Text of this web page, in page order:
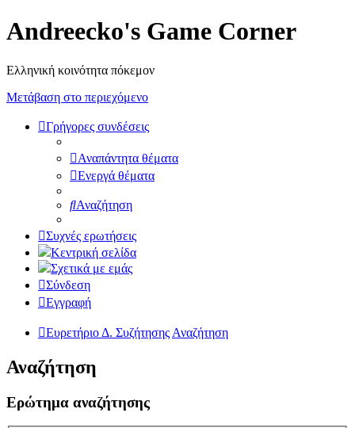
Andreecko's Game Corner
Ελληνική κοινότητα πόκεμον
Μετάβαση στο περιεχόμενο
Γρήγορες συνδέσεις
Αναπάντητα θέματα
Ενεργά θέματα
Αναζήτηση
Συχνές ερωτήσεις
Κεντρική σελίδα
Σχετικά με εμάς
Σύνδεση
Εγγραφή
Ευρετήριο Δ. Συζήτησης Αναζήτηση
Αναζήτηση
Ερώτημα αναζήτησης